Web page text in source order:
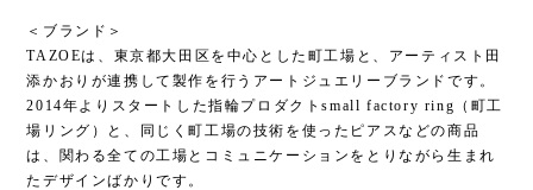
＜ブランド＞
TAZOEは、東京都大田区を中心とした町工場と、アーティスト田
添かおりが連携して製作を行うアートジュエリーブランドです。
2014年よりスタートした指輪プロダクトsmall factory ring（町工
場リング）と、同じく町工場の技術を使ったピアスなどの商品
は、関わる全ての工場とコミュニケーションをとりながら生まれ
たデザインばかりです。